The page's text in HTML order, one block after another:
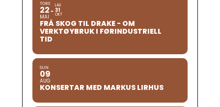
TORS
22
MAI
LAU
31
OKT
FRÅ SKOG TIL DRAKE - OM
VERKTØYBRUK I FØRINDUSTRIELL
TID
SUN
09
AUG
KONSERTAR MED MARKUS LIRHUS